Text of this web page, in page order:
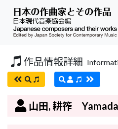
作品情報詳細
山田, 耕筰